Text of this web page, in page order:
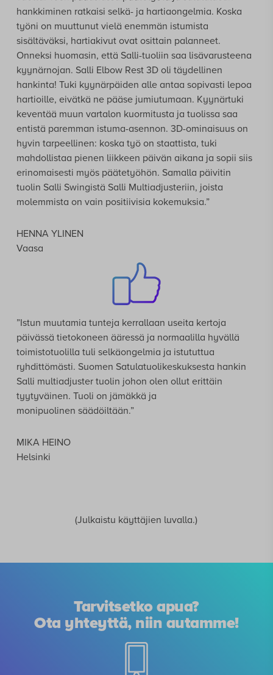
hankkiminen ratkaisi selkä- ja hartiaongelmia. Koska
työni on muuttunut vielä enemmän istumista
sisältäväksi, hartiakivut ovat osittain palanneet.
Onneksi huomasin, että Salli-tuoliin saa lisävarusteena
kyynärnojan. Salli Elbow Rest 3D oli täydellinen
hankinta! Tuki kyynärpäiden alle antaa sopivasti lepoa
hartioille, eivätkä ne pääse jumiutumaan. Kyynärtuki
keventää muun vartalon kuormitusta ja tuolissa saa
entistä paremman istuma-asennon. 3D-ominaisuus on
hyvin tarpeellinen: koska työ on staattista, tuki
mahdollistaa pienen liikkeen päivän aikana ja sopii siis
erinomaisesti myös päätetyöhön. Samalla päivitin
tuolin Salli Swingistä Salli Multiadjusteriin, joista
molemmista on vain positiivisia kokemuksia.”
HENNA YLINEN
Vaasa
”Istun muutamia tunteja kerrallaan useita kertoja
päivässä tietokoneen ääressä ja normaalilla hyvällä
toimistotuolilla tuli selkäongelmia ja istututtua
ryhdittömästi. Suomen Satulatuolikeskuksesta hankin
Salli multiadjuster tuolin johon olen ollut erittäin
tyytyväinen. Tuoli on jämäkkä ja
monipuolinen säädöiltään.”
MIKA HEINO
Helsinki
(Julkaistu käyttäjien luvalla.)
Tarvitsetko apua?
Ota yhteyttä, niin autamme!